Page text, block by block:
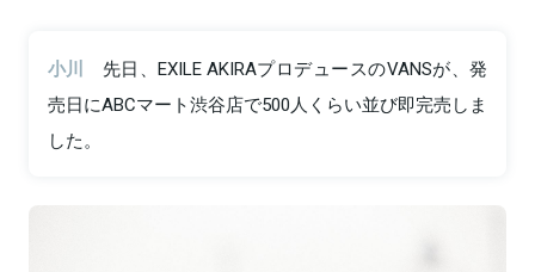
小川
先日、EXILE AKIRAプロデュースのVANSが、発
売日にABCマート渋谷店で500人くらい並び即完売しま
した。